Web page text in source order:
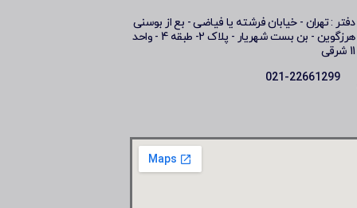
دفتر : تهران - خیابان فرشته یا فیاضی - بع از بوسنی
هرزگوین - بن بست شهریار - پلاک 2- طبقه 4 - واحد
11 شرقی
021-22661299